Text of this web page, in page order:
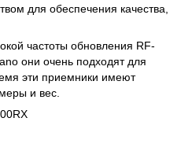
для обеспечения качества,
частоты обновления RF-
они очень подходят для
эти приемники имеют
и вес.